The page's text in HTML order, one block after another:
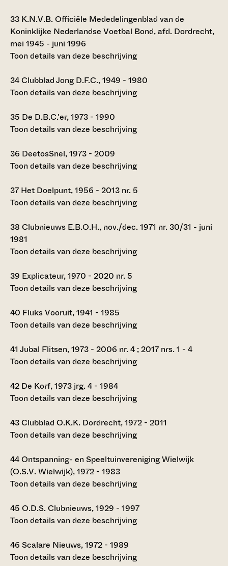
33 K.N.V.B. Officiële Mededelingenblad van de
Koninklijke Nederlandse Voetbal Bond, afd. Dordrecht,
mei 1945 - juni 1996
Toon details van deze beschrijving
34Clubblad Jong D.F.C., 1949 - 1980
Toon details van deze beschrijving
35 De D.B.C.'er, 1973 - 1990
Toon details van deze beschrijving
36 DeetosSnel, 1973 - 2009
Toon details van deze beschrijving
37 Het Doelpunt, 1956 - 2013 nr. 5
Toon details van deze beschrijving
38 Clubnieuws E.B.O.H., nov./dec. 1971 nr. 30/31 - juni
1981
Toon details van deze beschrijving
39 Explicateur, 1970 - 2020 nr. 5
Toon details van deze beschrijving
40 Fluks Vooruit, 1941 - 1985
Toon details van deze beschrijving
41 Jubal Flitsen, 1973 - 2006 nr. 4 ; 2017 nrs. 1 - 4
Toon details van deze beschrijving
42 De Korf, 1973 jrg. 4 - 1984
Toon details van deze beschrijving
43Clubblad O.K.K. Dordrecht, 1972 - 2011
Toon details van deze beschrijving
44Ontspanning- en Speeltuinvereniging Wielwijk
(O.S.V. Wielwijk), 1972 - 1983
Toon details van deze beschrijving
45 O.D.S. Clubnieuws, 1929 - 1997
Toon details van deze beschrijving
46 Scalare Nieuws, 1972 - 1989
Toon details van deze beschrijving